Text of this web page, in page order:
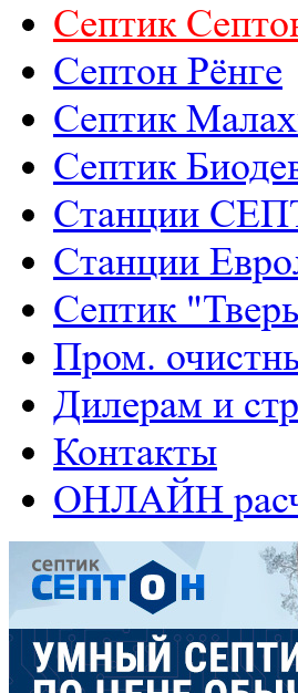
Септик
Септон Рёнге
Септик
Септик
Станции
Станции
Септик
Пром.
Дилерам и
Контакты
ОНЛАЙН